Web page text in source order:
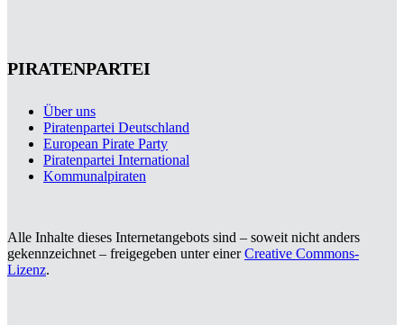
PIRATENPARTEI
Über uns
Piratenpartei Deutschland
European Pirate Party
Piratenpartei International
Kommunalpiraten
Alle Inhalte dieses Internetangebots sind – soweit nicht anders
gekennzeichnet – freigegeben unter einerCreative Commons-
Lizenz.